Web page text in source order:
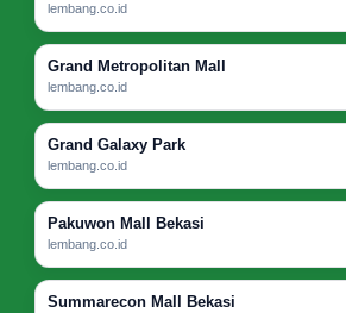
lembang.co.id
Grand Metropolitan Mall
lembang.co.id
Grand Galaxy Park
lembang.co.id
Pakuwon Mall Bekasi
lembang.co.id
Summarecon Mall Bekasi